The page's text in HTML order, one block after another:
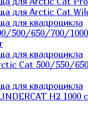
для Arctic Cat
для квадроцикла
500/650/700/1000
для квадроцикла
Cat 500/550/
для квадроцикла
H2 1000 c